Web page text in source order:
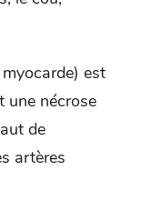
est
une nécrose
de
artères